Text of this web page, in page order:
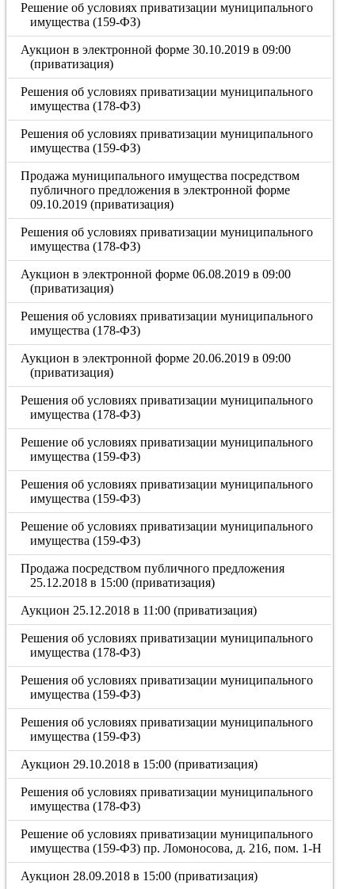
Решение об условиях приватизации муниципального
имущества (159-ФЗ)
Аукцион в электронной форме 30.10.2019 в 09:00
(приватизация)
Решения об условиях приватизации муниципального
имущества (178-ФЗ)
Решения об условиях приватизации муниципального
имущества (159-ФЗ)
Продажа муниципального имущества посредством
публичного предложения в электронной форме
09.10.2019 (приватизация)
Решения об условиях приватизации муниципального
имущества (178-ФЗ)
Аукцион в электронной форме 06.08.2019 в 09:00
(приватизация)
Решения об условиях приватизации муниципального
имущества (178-ФЗ)
Аукцион в электронной форме 20.06.2019 в 09:00
(приватизация)
Решения об условиях приватизации муниципального
имущества (178-ФЗ)
Решение об условиях приватизации муниципального
имущества (159-ФЗ)
Решения об условиях приватизации муниципального
имущества (159-ФЗ)
Решение об условиях приватизации муниципального
имущества (159-ФЗ)
Продажа посредством публичного предложения
25.12.2018 в 15:00 (приватизация)
Аукцион 25.12.2018 в 11:00 (приватизация)
Решения об условиях приватизации муниципального
имущества (178-ФЗ)
Решения об условиях приватизации муниципального
имущества (159-ФЗ)
Решения об условиях приватизации муниципального
имущества (159-ФЗ)
Аукцион 29.10.2018 в 15:00 (приватизация)
Решения об условиях приватизации муниципального
имущества (178-ФЗ)
Решение об условиях приватизации муниципального
имущества (159-ФЗ) пр. Ломоносова, д. 216, пом. 1-Н
Аукцион 28.09.2018 в 15:00 (приватизация)